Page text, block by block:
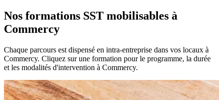
Nos formations SST mobilisables à
Commercy
Chaque parcours est dispensé en intra-entreprise dans vos locaux à
Commercy. Cliquez sur une formation pour le programme, la durée
et les modalités d'intervention à Commercy.